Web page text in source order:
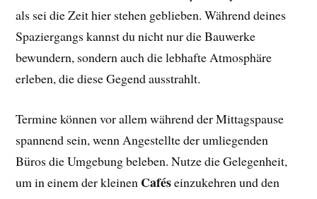
als sei die Zeit hier stehen geblieben. Während deines
Spaziergangs kannst du nicht nur die Bauwerke
bewundern, sondern auch die lebhafte Atmosphäre
erleben, die diese Gegend ausstrahlt.
Termine können vor allem während der Mittagspause
spannend sein, wenn Angestellte der umliegenden
Büros die Umgebung beleben. Nutze die Gelegenheit,
um in einem der kleinen Caféseinzukehren und den